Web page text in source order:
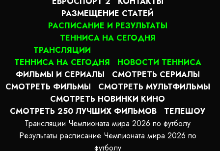
РАЗМЕЩЕНИЕ СТАТЕЙ
РАСПИСАНИЕ И РЕЗУЛЬТАТЫ
ТЕННИСА НА СЕГОДНЯ
ТРАНСЛЯЦИИ
ТЕННИСА НА СЕГОДНЯ
НОВОСТИ ТЕННИСА
ФИЛЬМЫ И СЕРИАЛЫ
СМОТРЕТЬ СЕРИАЛЫ
СМОТРЕТЬ ФИЛЬМЫ
СМОТРЕТЬ МУЛЬТФИЛЬМЫ
СМОТРЕТЬ НОВИНКИ КИНО
СМОТРЕТЬ 250 ЛУЧШИХ ФИЛЬМОВ
ТЕЛЕШОУ
Трансляции Чемпионата мира 2026 по футболу
Результаты расписание Чемпионата мира 2026 по
футболу